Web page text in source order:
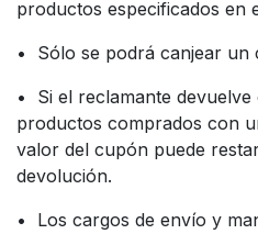
productos especificados en
• Sólo se podrá canjear un
• Si el reclamante devuelve
productos comprados con
valor del cupón puede
devolución.
• Los cargos de envío y